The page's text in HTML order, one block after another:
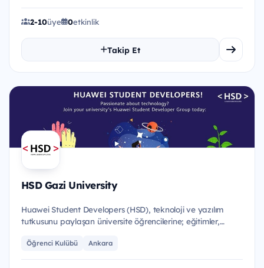
2-10üye 0etkinlik
Takip Et
HSD Gazi University
Huawei Student Developers (HSD), teknoloji ve yazılım
tutkusunu paylaşan üniversite öğrencilerine; eğitimler,
Öğrenci Kulübü Ankara